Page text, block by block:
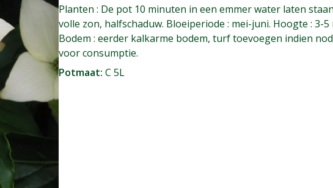
Planten : De pot 10 minuten in een emmer water laten
volle zon, halfschaduw. Bloeiperiode : mei-juni. Hoogte : 3-
Bodem : eerder kalkarme bodem, turf toevoegen indien
voor consumptie.
Potmaat C 5L